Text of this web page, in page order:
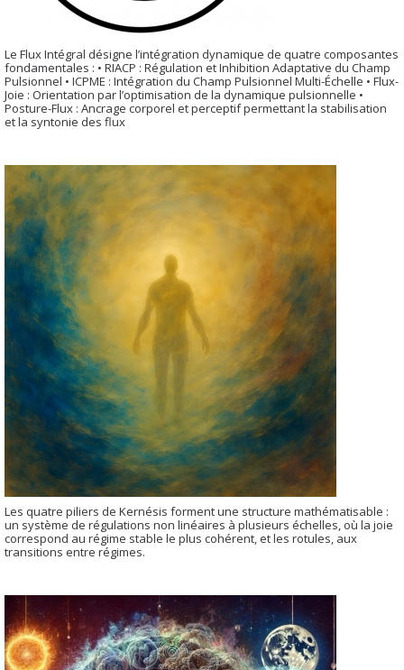
Le Flux Intégral désigne l’intégration dynamique de quatre composantes
fondamentales : • RIACP : Régulation et Inhibition Adaptative du Champ
Pulsionnel • ICPME : Intégration du Champ Pulsionnel Multi-Échelle • Flux-
Joie : Orientation par l’optimisation de la dynamique pulsionnelle •
Posture-Flux : Ancrage corporel et perceptif permettant la stabilisation
et la syntonie des flux
Les quatre piliers de Kernésis forment une structure mathématisable :
un système de régulations non linéaires à plusieurs échelles, où la joie
correspond au régime stable le plus cohérent, et les rotules, aux
transitions entre régimes.